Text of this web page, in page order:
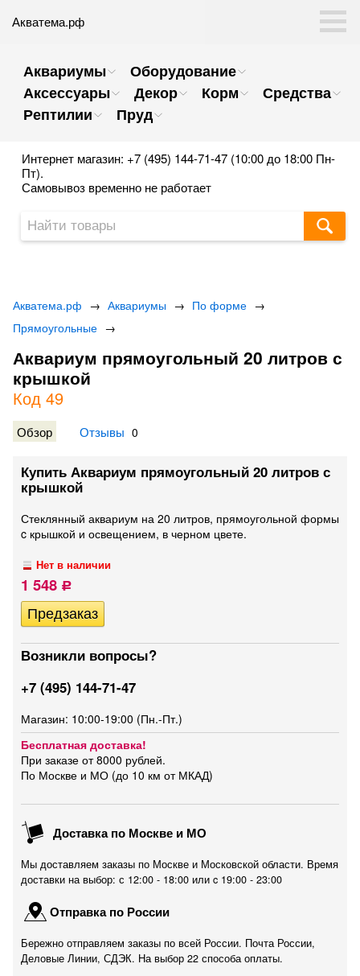
Акватема.рф
Аквариумы
Оборудование
Аксессуары
Декор Корм
Средства
Рептилии
Пруд
Интернет магазин: +7 (495) 144-71-47 (10:00 до 18:00 Пн-
Пт).
Самовывоз временно не работает
Акватема.рф → Аквариумы → По форме →
Прямоугольные →
Аквариум прямоугольный 20 литров с
крышкой
Код 49
Обзор Отзывы 0
Купить Аквариум прямоугольный 20 литров с
крышкой
Стеклянный аквариум на 20 литров, прямоугольной формы
c крышкой и освещением, в черном цвете.
Нет в наличии
1 548 Р
Возникли вопросы?
+7 (495) 144-71-47
Магазин: 10:00-19:00 (Пн.-Пт.)
Бесплатная доставка!
При заказе от 8000 рублей.
По Москве и МО (до 10 км от МКАД)
Доставка по Москве и МО
Мы доставляем заказы по Москве и Московской области. Время
доставки на выбор: с 12:00 - 18:00 или c 19:00 - 23:00
Отправка по России
Бережно отправляем заказы по всей России. Почта России,
Деловые Линии, СДЭК. На выбор 22 способа оплаты.